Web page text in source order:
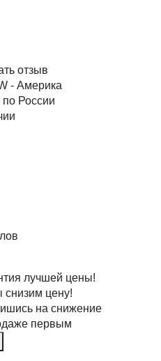
отзыв
- Америка
по России
лучшей цены!
цену!
на снижение
первым